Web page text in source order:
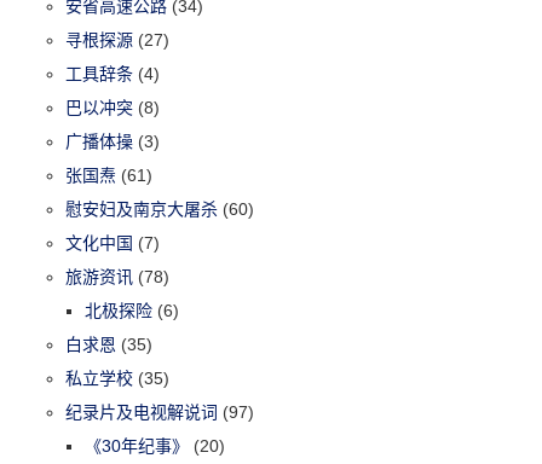
安省高速公路 (34)
寻根探源 (27)
工具辞条 (4)
巴以冲突 (8)
广播体操 (3)
张国焘 (61)
慰安妇及南京大屠杀 (60)
文化中国 (7)
旅游资讯 (78)
北极探险 (6)
白求恩 (35)
私立学校 (35)
纪录片及电视解说词 (97)
《30年纪事》
(20)